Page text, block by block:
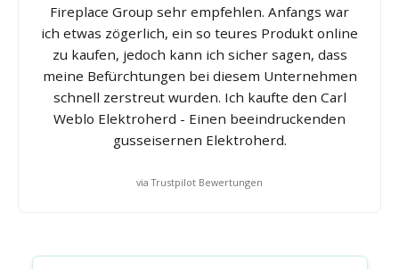
Fireplace Group sehr empfehlen. Anfangs war
ich etwas zögerlich, ein so teures Produkt online
zu kaufen, jedoch kann ich sicher sagen, dass
meine Befürchtungen bei diesem Unternehmen
schnell zerstreut wurden. Ich kaufte den Carl
Weblo Elektroherd - Einen beeindruckenden
gusseisernen Elektroherd.
via Trustpilot Bewertungen